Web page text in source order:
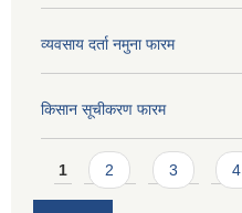
व्यवसाय दर्ता नमुना फारम
किसान सूचीकरण फारम
Pages
1 2 3 4